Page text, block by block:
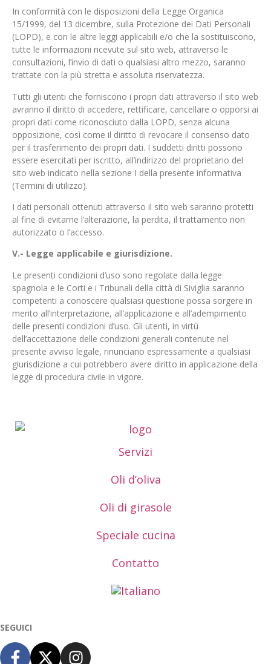
In conformità con le disposizioni della Legge Organica
15/1999, del 13 dicembre, sulla Protezione dei Dati Personali
(LOPD), e con le altre leggi applicabili e/o che la sostituiscono,
tutte le informazioni ricevute sul sito web, attraverso le
consultazioni, l’invio di dati o qualsiasi altro mezzo, saranno
trattate con la più stretta e assoluta riservatezza.
Tutti gli utenti che forniscono i propri dati attraverso il sito web
avranno il diritto di accedere, rettificare, cancellare o opporsi ai
propri dati come riconosciuto dalla LOPD, senza alcuna
opposizione, così come il diritto di revocare il consenso dato
per il trasferimento dei propri dati. I suddetti diritti possono
essere esercitati per iscritto, all’indirizzo del proprietario del
sito web indicato nella sezione I della presente informativa
(Termini di utilizzo).
I dati personali ottenuti attraverso il sito web saranno protetti
al fine di evitarne l’alterazione, la perdita, il trattamento non
autorizzato o l’accesso.
V.- Legge applicabile e giurisdizione.
Le presenti condizioni d’uso sono regolate dalla legge
spagnola e le Corti e i Tribunali della città di Siviglia saranno
competenti a conoscere qualsiasi questione possa sorgere in
merito all’interpretazione, all’applicazione e all’adempimento
delle presenti condizioni d’uso. Gli utenti, in virtù
dell’accettazione delle condizioni generali contenute nel
presente avviso legale, rinunciano espressamente a qualsiasi
giurisdizione a cui potrebbero avere diritto in applicazione della
legge di procedura civile in vigore.
Servizi
Oli d’oliva
Oli di girasole
Speciale cucina
Contatto
SEGUICI